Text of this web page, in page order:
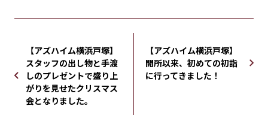
【アズハイム横浜戸塚】
スタッフの出し物と手渡
しのプレゼントで盛り上
がりを見せたクリスマス
会となりました。
【アズハイム横浜戸塚】
開所以来、初めての初詣
に行ってきました！